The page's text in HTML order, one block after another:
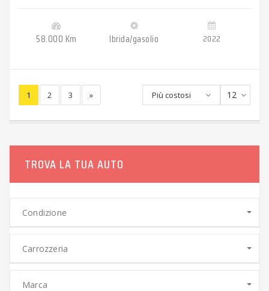
58.000 Km Ibrida/gasolio 2022
1 2 3 » 12
Più costosi
TROVA LA TUA AUTO
Condizione
Carrozzeria
Marca